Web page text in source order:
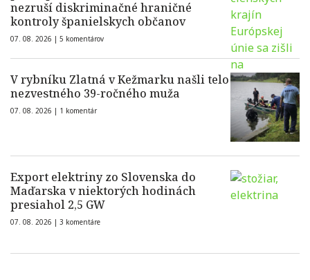
nezruší diskriminačné hraničné
kontroly španielskych občanov
07. 08. 2026 | 5 komentárov
V rybníku Zlatná v Kežmarku našli telo
nezvestného 39-ročného muža
07. 08. 2026 | 1 komentár
Export elektriny zo Slovenska do
Maďarska v niektorých hodinách
presiahol 2,5 GW
07. 08. 2026 | 3 komentáre